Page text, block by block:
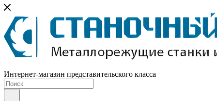
Интернет-магазин представительского класса